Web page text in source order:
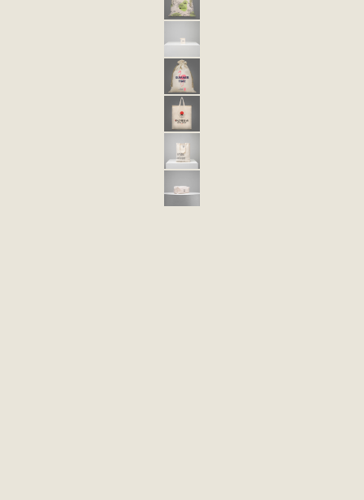
BOLSA ECOLÓGICA ECO 40
BOLSA ECOLÓGICA ECO 41
BOLSA ECOLÓGICA ECO 43
BOLSA ECOLÓGICA ECO 44
BOLSA ECOLÓGICA ECO 48 EN LIENZO
ECO PROMO 5